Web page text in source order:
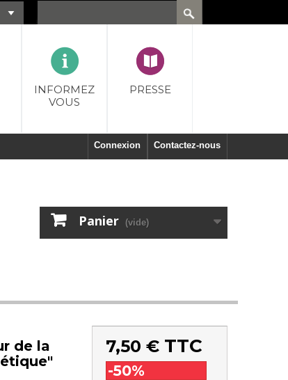
INFORMEZ
VOUS
PRESSE
Contactez-nous
Connexion
Panier (vide)
de la
7,50 €TTC
-50%